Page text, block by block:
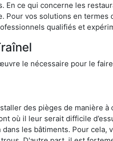
ce qui concerne les
Pour vos solutions en termes
qualifiés et
le nécessaire pour le
des pièges de manière
où il leur serait difficile
les bâtiments. Pour cela,